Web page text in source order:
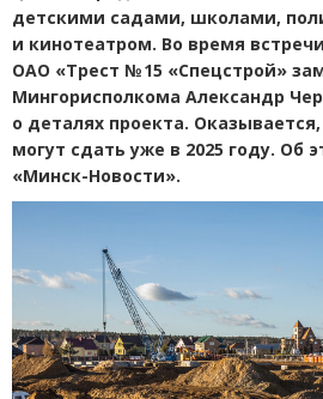
детскими садами, школами,
и кинотеатром. Во время
ОАО «Трест № 15 «Спецстрой»
Мингорисполкома Александр
о деталях проекта.
могут сдать уже в 2025 году. Об
«Минск-Новости».